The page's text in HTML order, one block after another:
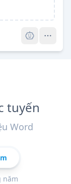
tuyến
Word
năm